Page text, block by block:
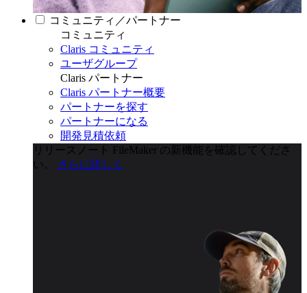
コミュニティ／パートナー
コミュニティ
Claris コミュニティ
ユーザグループ
Claris パートナー
Claris パートナー概要
パートナーを探す
パートナーになる
開発見積依頼
リリースノート
FileMaker の新機能を確認してくださ
い。
さらに詳しく